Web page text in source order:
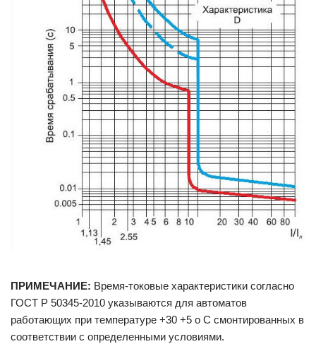
ПРИМЕЧАНИЕ: Время-токовые характеристики согласно
ГОСТ Р 50345-2010 указываются для автоматов
работающих при температуре +30 +5 о C смонтированных в
соответствии с определенными условиями.